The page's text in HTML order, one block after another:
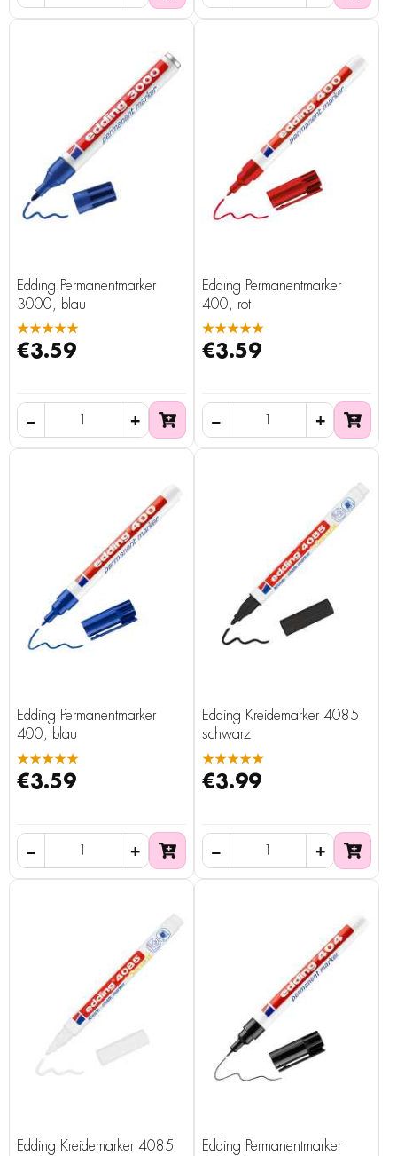
Edding Permanentmarker
3000, blau
★★★★★
€3.59
Edding Permanentmarker
400, rot
★★★★★
€3.59
Edding Permanentmarker
400, blau
★★★★★
€3.59
Edding Kreidemarker 4085
schwarz
★★★★★
€3.99
Edding Kreidemarker 4085
Edding Permanentmarker